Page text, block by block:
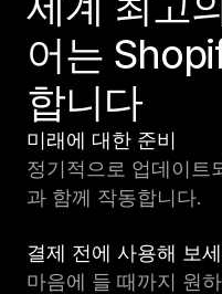
어는
합니다
미래에 대한 준비
정기적으로 업데이트
과 함께 작동합니다.
결제 전에 사용해 보
마음에 들 때까지 원